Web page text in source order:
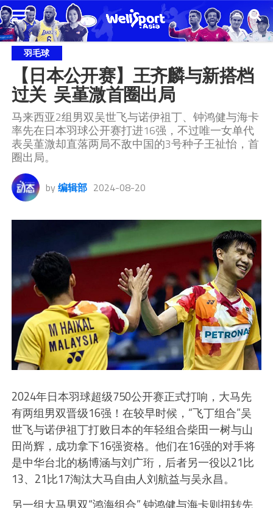
羽毛球
【日本公开赛】王齐麟与新搭档
过关  吴堇溦首圈出局
马来西亚2组男双吴世飞与诺伊祖丁、钟鸿健与海卡
率先在日本羽球公开赛打进16强，不过唯一女单代
表吴堇溦却直落两局不敌中国的3号种子王祉怡，首
圈出局。
by 编辑部 2024-08-20
2024年日本羽球超级750公开赛正式打响，大马先
有两组男双晋级16强！在较早时候，“飞丁组合”吴
世飞与诺伊祖丁打败日本的年轻组合柴田一树与山
田尚辉，成功拿下16强资格。他们在16强的对手将
是中华台北的杨博涵与刘广珩，后者另一役以21比
13、21比17淘汰大马自由人刘航益与吴永昌。
另一组大马男双“鸿海组合” 钟鸿健与海卡则扭转先